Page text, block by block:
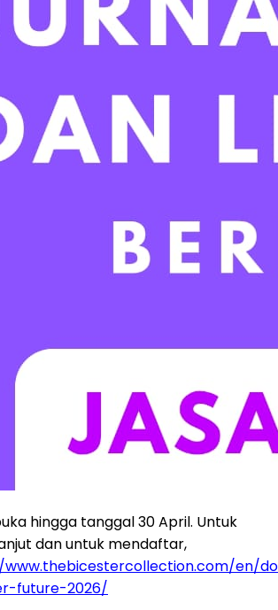
hingga tanggal 30 April. Untuk
dan untuk mendaftar,
en/
future-2026/